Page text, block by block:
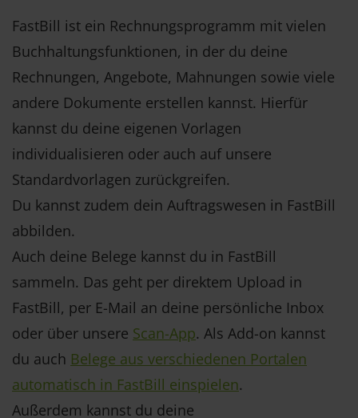
FastBill ist ein Rechnungsprogramm mit vielen
Buchhaltungsfunktionen, in der du deine
Rechnungen, Angebote, Mahnungen sowie viele
andere Dokumente erstellen kannst. Hierfür
kannst du deine eigenen Vorlagen
individualisieren oder auch auf unsere
Standardvorlagen zurückgreifen.
Du kannst zudem dein Auftragswesen in FastBill
abbilden.
Auch deine Belege kannst du in FastBill
sammeln. Das geht per direktem Upload in
FastBill, per E-Mail an deine persönliche Inbox
oder über unsere Scan-App. Als Add-on kannst
du auch Belege aus verschiedenen Portalen
automatisch in FastBill einspielen.
Außerdem kannst du deine